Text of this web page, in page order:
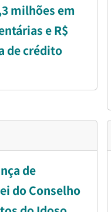
milhões em
e R$
de crédito
de
do Conselho